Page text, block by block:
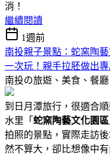
消！
繼續閱讀
1週前
南投親子景點：蛇窯陶
一次玩！親手拉胚做出專
南投の旅遊、美食、餐廳
到日月潭旅行，很適合
水里「 蛇窯陶藝文化園區
拍照的景點，實際走訪
然不算大，卻比想像中